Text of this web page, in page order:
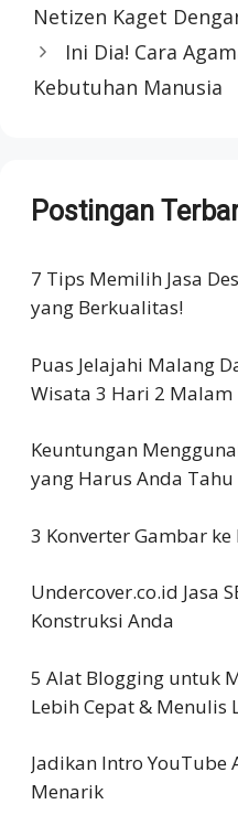
Netizen Kaget
Ini Dia! Cara
Kebutuhan Manusia
Postingan
7 Tips Memilih Jasa
yang Berkualitas!
Puas Jelajahi Malang
Wisata 3 Hari 2 Malam
Keuntungan
yang Harus Anda Tahu
3 Konverter Gambar
Undercover.co.id Jasa
Konstruksi Anda
5 Alat Blogging untuk
Lebih Cepat & Menulis
Jadikan Intro YouTube
Menarik